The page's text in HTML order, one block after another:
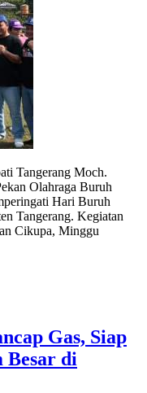
Tangerang Moch.
Olahraga Buruh
Hari Buruh
Tangerang. Kegiatan
Cikupa, Minggu
Gas, Siap
Besar di